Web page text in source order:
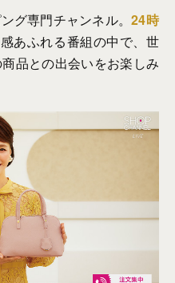
グ専門チャンネル。 24時
感あふれる番組の中で、世
品との出会いをお楽しみ